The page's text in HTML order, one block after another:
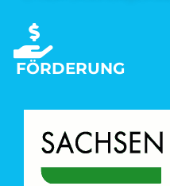
FÖRDERUNG